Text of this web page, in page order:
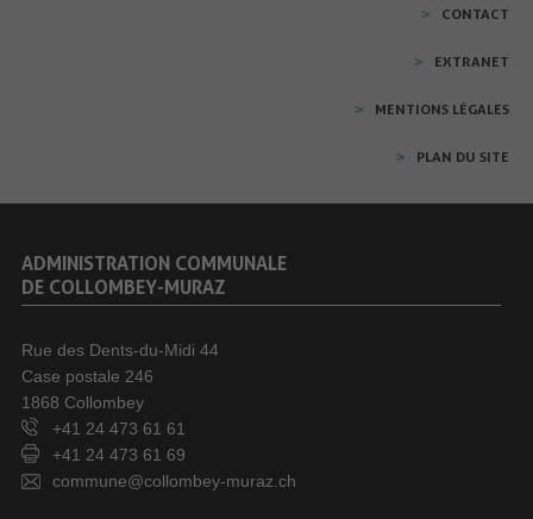
CONTACT
EXTRANET
MENTIONS LÉGALES
PLAN DU SITE
ADMINISTRATION COMMUNALE
DE COLLOMBEY-MURAZ
Rue des Dents-du-Midi 44
Case postale 246
1868 Collombey
+41 24 473 61 61
+41 24 473 61 69
commune@collombey-muraz.ch